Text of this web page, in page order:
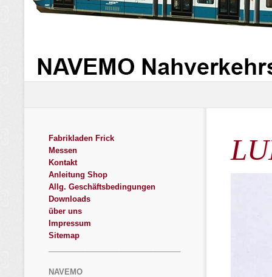
Fabrikladen Frick
Messen
Kontakt
Anleitung Shop
Allg. Geschäftsbedingungen
Downloads
über uns
Impressum
Sitemap
NAVEMO